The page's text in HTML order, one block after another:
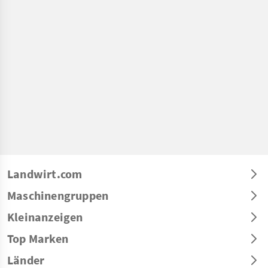
Landwirt.com
Maschinengruppen
Kleinanzeigen
Top Marken
Länder